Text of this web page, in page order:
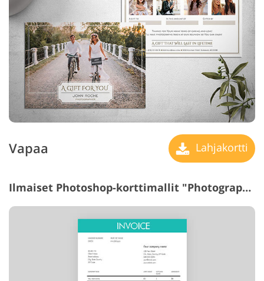
Vapaa Lahjakortti
Ilmaiset Photoshop-korttimallit "Photography Invoice Templates"